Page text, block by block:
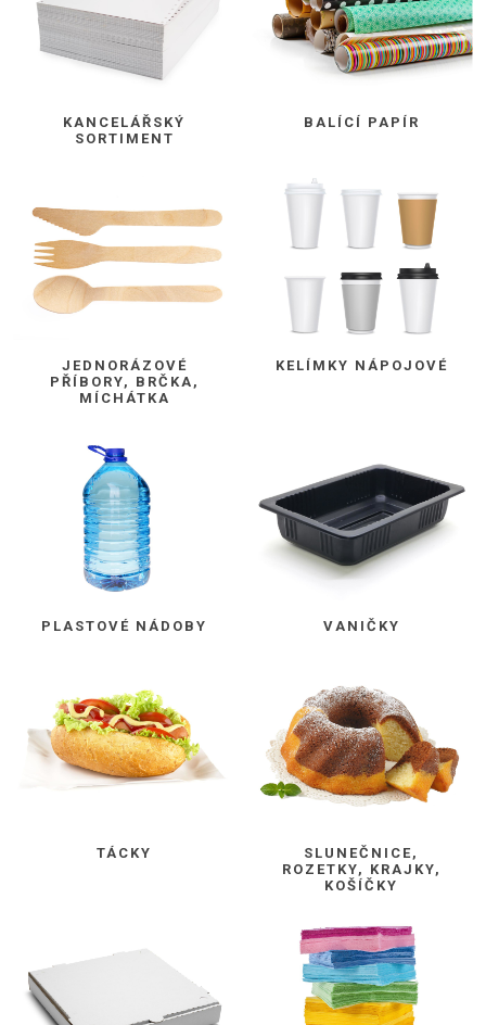
KANCELÁŘSKÝ
SORTIMENT
BALÍCÍ PAPÍR
JEDNORÁZOVÉ
PŘÍBORY, BRČKA,
MÍCHÁTKA
KELÍMKY NÁPOJOVÉ
PLASTOVÉ NÁDOBY VANIČKY
TÁCKY
SLUNEČNICE,
ROZETKY, KRAJKY,
KOŠÍČKY